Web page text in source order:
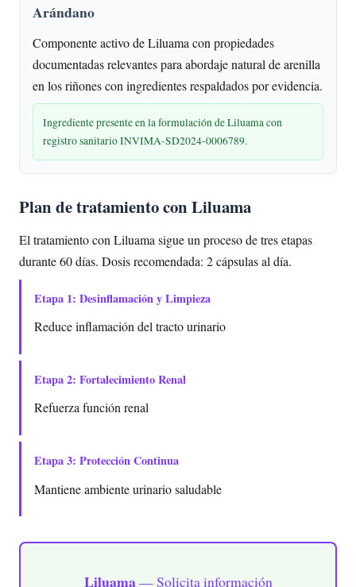
Arándano
Componente activo de Liluama con propiedades
documentadas relevantes para abordaje natural de arenilla
en los riñones con ingredientes respaldados por evidencia.
Ingrediente presente en la formulación de Liluama con
registro sanitario INVIMA-SD2024-0006789.
Plan de tratamiento con Liluama
El tratamiento con Liluama sigue un proceso de tres etapas
durante 60 días. Dosis recomendada: 2 cápsulas al día.
Etapa 1: Desinflamación y Limpieza
Reduce inflamación del tracto urinario
Etapa 2: Fortalecimiento Renal
Refuerza función renal
Etapa 3: Protección Continua
Mantiene ambiente urinario saludable
Liluama— Solicita información